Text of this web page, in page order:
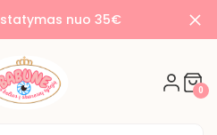
nuo 35€
0